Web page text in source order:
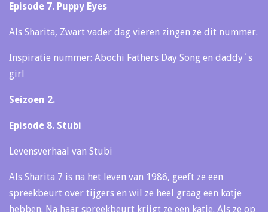
Episode 7. Puppy Eyes
Als Sharita, Zwart vader dag vieren zingen ze dit nummer.
Inspiratie nummer: Abochi Fathers Day Song en daddy´s
girl
Seizoen 2.
Episode 8. Stubi
Levensverhaal van Stubi
Als Sharita 7 is na het leven van 1986, geeft ze een
spreekbeurt over tijgers en wil ze heel graag een katje
hebben. Na haar spreekbeurt krijgt ze een katje. Als ze op